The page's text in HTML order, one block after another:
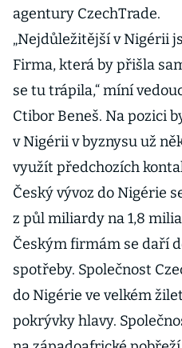
agentury CzechTrade.
„Nejdůležitější v Nigérii
Firma, která by přišla
se tu trápila,“ míní
Ctibor Beneš. Na pozici
v Nigérii v byznysu už
využít předchozích
Český vývoz do Nigérie
z půl miliardy na 1,8
Českým firmám se daří
spotřeby. Společnost
do Nigérie ve velkém
pokrývky hlavy.